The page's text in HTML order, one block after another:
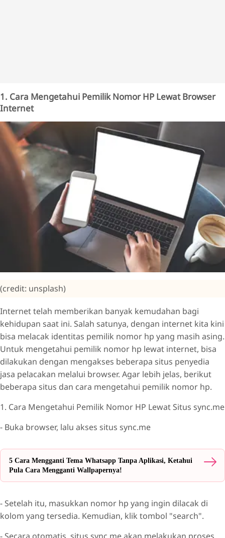
1. Cara Mengetahui Pemilik Nomor HP Lewat Browser
Internet
(credit: unsplash)
Internet telah memberikan banyak kemudahan bagi
kehidupan saat ini. Salah satunya, dengan internet kita kini
bisa melacak identitas pemilik nomor hp yang masih asing.
Untuk mengetahui pemilik nomor hp lewat internet, bisa
dilakukan dengan mengakses beberapa situs penyedia
jasa pelacakan melalui browser. Agar lebih jelas, berikut
beberapa situs dan cara mengetahui pemilik nomor hp.
1. Cara Mengetahui Pemilik Nomor HP Lewat Situs sync.me
- Buka browser, lalu akses situs sync.me
5 Cara Mengganti Tema Whatsapp Tanpa Aplikasi, Ketahui
Pula Cara Mengganti Wallpapernya!
- Setelah itu, masukkan nomor hp yang ingin dilacak di
kolom yang tersedia. Kemudian, klik tombol "search".